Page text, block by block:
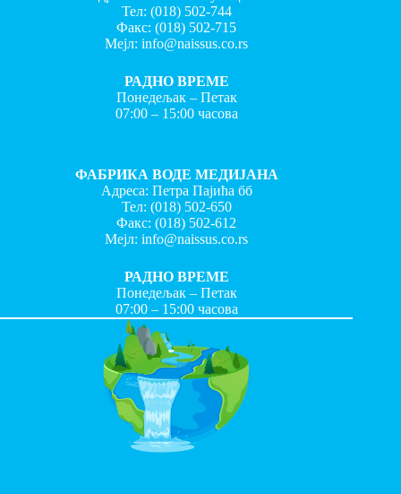
Тел: (018) 502-744
Факс:(018) 502-715
Мејл:info@naissus.co.rs
РАДНО ВРЕМЕ
Понедељак – Петак
07:00 – 15:00 часова
ФАБРИКА ВОДЕ МЕДИЈАНА
Адреса: Петра Пајића бб
Тел: (018) 502-650
Факс:(018) 502-612
Мејл:info@naissus.co.rs
РАДНО ВРЕМЕ
Понедељак – Петак
07:00 – 15:00 часова